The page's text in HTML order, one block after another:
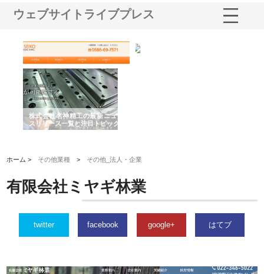
ウェブサイトライブプレス
株式会社名神精工の最新ニュー
スリリース一覧と注目トピック
ホーム > その他業種 > その他_法人・企業
有限会社ミヤギ林業
twitter facebook google+ はてブ